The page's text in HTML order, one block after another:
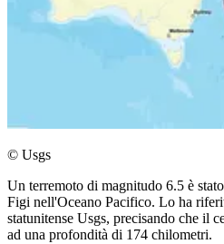
© Usgs
Un terremoto di magnitudo 6.5 è
Figi nell'Oceano Pacifico. Lo ha
statunitense Usgs, precisando che il
ad una profondità di 174 chilometri.